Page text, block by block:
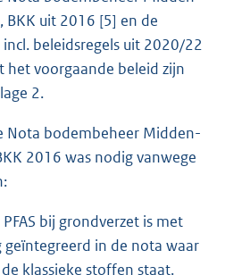
uit 2016 [5] en de
incl. beleidsregels uit 2020/22
het voorgaande beleid zijn
2.
Nota bodembeheer Midden-
2016 was nodig vanwege
bij grondverzet is met
geïntegreerd in de nota waar
klassieke stoffen staat.